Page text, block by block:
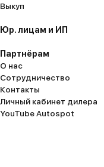
Выкуп
Юр. лицам и ИП
Партнёрам
О нас
Сотрудничество
Контакты
Личный кабинет дилера
YouTube Autospot